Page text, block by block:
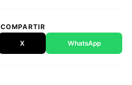
COMPARTIR
X WhatsApp